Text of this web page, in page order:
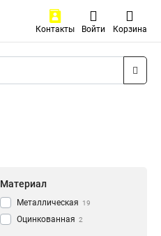
Контакты Войти Корзина
Материал
Металлическая 19
Оцинкованная 2